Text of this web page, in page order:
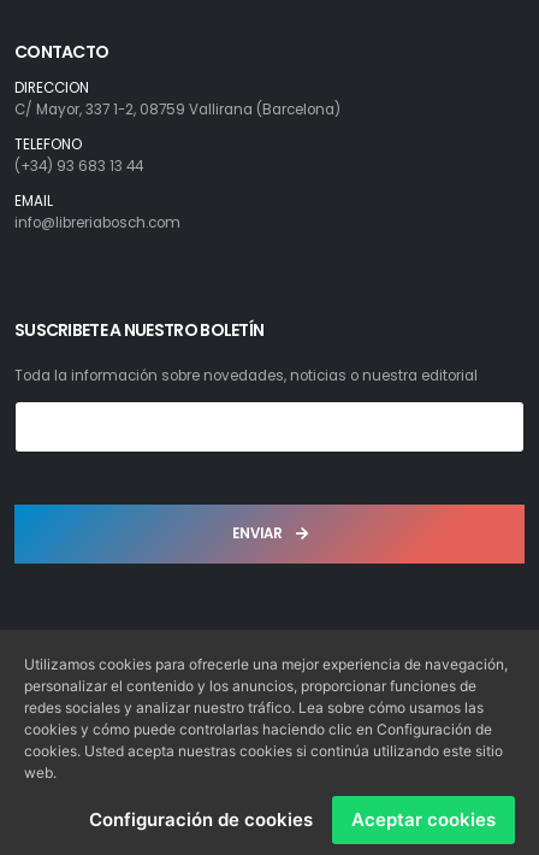
CONTACTO
DIRECCION
C/ Mayor, 337 1-2, 08759 Vallirana (Barcelona)
TELEFONO
(+34) 93 683 13 44
EMAIL
info@libreriabosch.com
SUSCRIBETE A NUESTRO BOLETÍN
Toda la información sobre novedades, noticias o nuestra editorial
ENVIAR
Librería Bosch S.L. © 2022. Todos los derechos reservados
Desarrollo: Web4x4.es
Utilizamos cookies para ofrecerle una mejor experiencia de navegación,
personalizar el contenido y los anuncios, proporcionar funciones de
redes sociales y analizar nuestro tráfico. Lea sobre cómo usamos las
cookies y cómo puede controlarlas haciendo clic en Configuración de
cookies. Usted acepta nuestras cookies si continúa utilizando este sitio
web.
Configuración de cookies Aceptar cookies